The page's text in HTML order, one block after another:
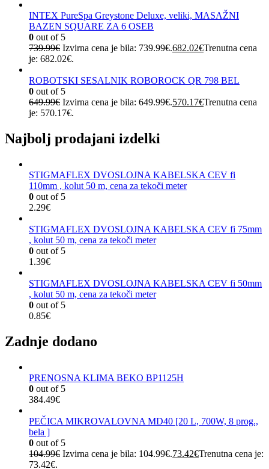
INTEX PureSpa Greystone Deluxe, veliki, MASAŽNI
BAZEN SQUARE ZA 6 OSEB
0 out of 5
739.99€ Izvirna cena je bila: 739.99€.682.02€Trenutna cena
je: 682.02€.
ROBOTSKI SESALNIK ROBOROCK QR 798 BEL
0 out of 5
649.99€ Izvirna cena je bila: 649.99€.570.17€Trenutna cena
je: 570.17€.
Najbolj prodajani izdelki
STIGMAFLEX DVOSLOJNA KABELSKA CEV fi
110mm , kolut 50 m, cena za tekoči meter
0 out of 5
2.29€
STIGMAFLEX DVOSLOJNA KABELSKA CEV fi 75mm
, kolut 50 m, cena za tekoči meter
0 out of 5
1.39€
STIGMAFLEX DVOSLOJNA KABELSKA CEV fi 50mm
, kolut 50 m, cena za tekoči meter
0 out of 5
0.85€
Zadnje dodano
PRENOSNA KLIMA BEKO BP1125H
0 out of 5
384.49€
PEČICA MIKROVALOVNA MD40 [20 L, 700W, 8 prog.,
bela ]
0 out of 5
104.99€ Izvirna cena je bila: 104.99€.73.42€Trenutna cena je:
73.42€.